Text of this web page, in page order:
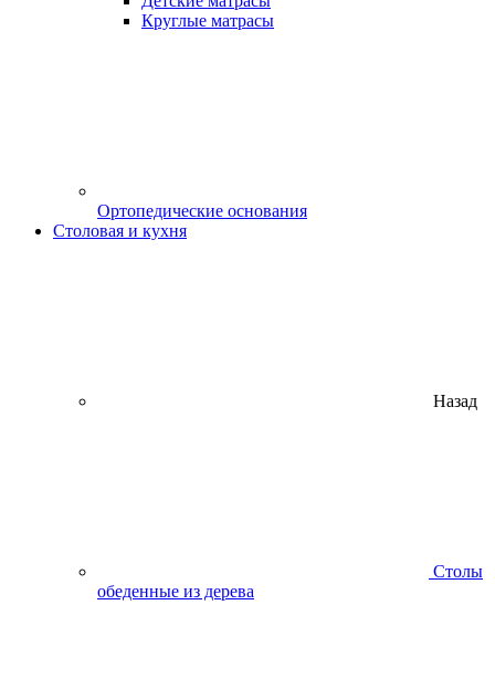
Круглые матрасы
Ортопедические основания
Столовая и кухня
Назад
Столы
обеденные из дерева